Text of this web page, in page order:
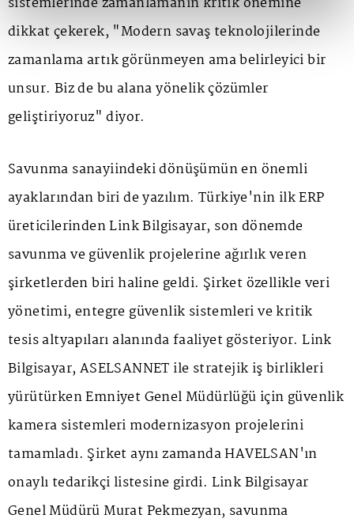
dikkat çekerek, "Modern savaş teknolojilerinde
zamanlama artık görünmeyen ama belirleyici bir
unsur. Biz de bu alana yönelik çözümler
geliştiriyoruz" diyor.
Savunma sanayiindeki dönüşümün en önemli
ayaklarından biri de yazılım. Türkiye'nin ilk ERP
üreticilerinden Link Bilgisayar, son dönemde
savunma ve güvenlik projelerine ağırlık veren
şirketlerden biri haline geldi. Şirket özellikle veri
yönetimi, entegre güvenlik sistemleri ve kritik
tesis altyapıları alanında faaliyet gösteriyor. Link
Bilgisayar, ASELSANNET ile stratejik iş birlikleri
yürütürken Emniyet Genel Müdürlüğü için güvenlik
kamera sistemleri modernizasyon projelerini
tamamladı. Şirket aynı zamanda HAVELSAN'ın
onaylı tedarikçi listesine girdi. Link Bilgisayar
Genel Müdürü Murat Pekmezyan, savunma